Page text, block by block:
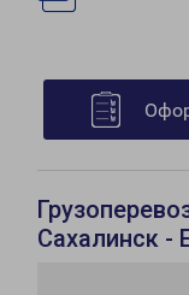
Сахалинск -